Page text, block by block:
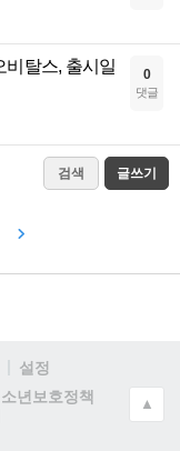
비탈스, 출시일
0
댓글
검색 글쓰기
설정
년보호정책
▲